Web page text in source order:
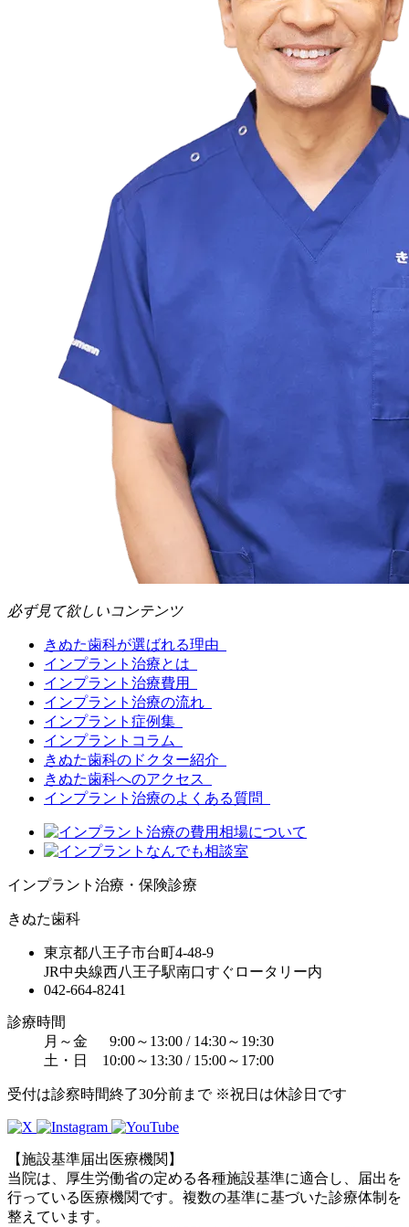
必ず見て欲しいコンテンツ
きぬた歯科が選ばれる理由
インプラント治療とは
インプラント治療費用
インプラント治療の流れ
インプラント症例集
インプラントコラム
きぬた歯科のドクター紹介
きぬた歯科へのアクセス
インプラント治療のよくある質問
インプラント治療・保険診療
きぬた歯科
東京都八王子市台町4-48-9
JR中央線西八王子駅南口すぐロータリー内
042-664-8241
診療時間
月～金 9:00～13:00 / 14:30～19:30
土・日 10:00～13:30 / 15:00～17:00
受付は診察時間終了30分前まで ※祝日は休診日です
【施設基準届出医療機関】
当院は、厚生労働省の定める各種施設基準に適合し、届出を
行っている医療機関です。複数の基準に基づいた診療体制を
整えています。